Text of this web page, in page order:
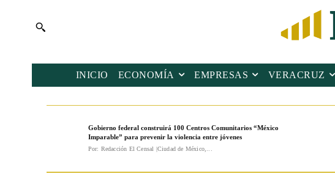
INICIO ECONOMÍA EMPRESAS VERACRUZ
Gobierno federal construirá 100 Centros Comunitarios “México
Imparable” para prevenir la violencia entre jóvenes
Por: Redacción El Censal |Ciudad de México,...